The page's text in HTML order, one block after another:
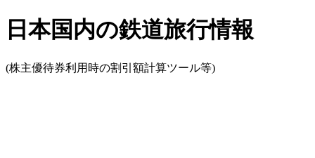
日本国内の鉄道旅行情報
(株主優待券利用時の割引額計算ツール等)